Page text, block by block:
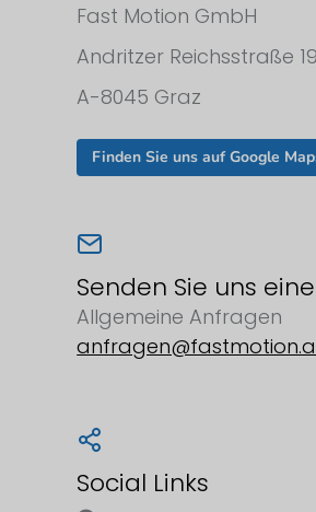
Fast Motion GmbH
Andritzer Reichsstraße 19
A-8045 Graz
Finden Sie uns auf Google
Senden Sie uns
Allgemeine Anfragen
Social Links